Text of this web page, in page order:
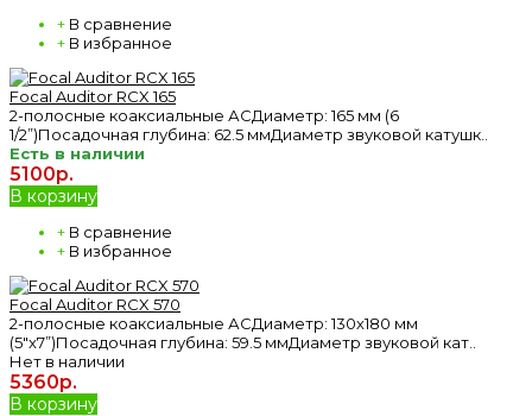
+ В сравнение
+ В избранное
Focal Auditor RCX 165
2-полосные коаксиальные АСДиаметр: 165 мм (6
1/2”)Посадочная глубина: 62.5 ммДиаметр звуковой катушк..
Есть в наличии
5100р.
В корзину
+ В сравнение
+ В избранное
Focal Auditor RCX 570
2-полосные коаксиальные АСДиаметр: 130х180 мм
(5"x7”)Посадочная глубина: 59.5 ммДиаметр звуковой кат..
Нет в наличии
5360р.
В корзину